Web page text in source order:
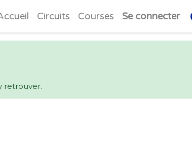
Circuits Courses Se connecter
retrouver.